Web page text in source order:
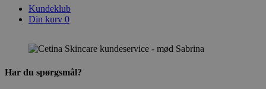
Kundeklub
Din kurv 0
Har du spørgsmål?